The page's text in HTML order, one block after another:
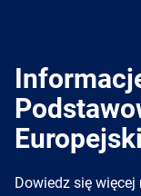
Dowiedz się